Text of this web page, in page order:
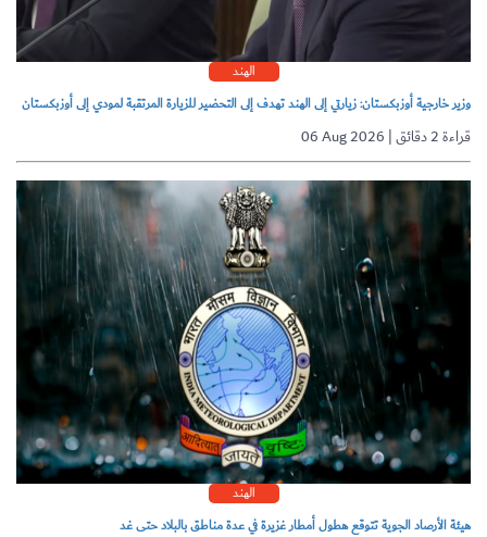
الهند
وزير خارجية أوزبكستان: زيارتي إلى الهند تهدف إلى التحضير للزيارة المرتقبة لمودي إلى أوزبكستان
06 Aug 2026 | قراءة 2 دقائق
الهند
هيئة الأرصاد الجوية تتوقع هطول أمطار غزيرة في عدة مناطق بالبلاد حتى غد